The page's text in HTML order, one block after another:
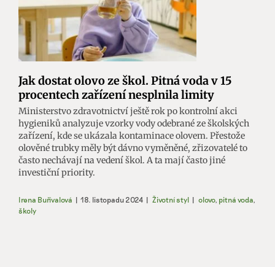
Jak dostat olovo ze škol. Pitná voda v 15
procentech zařízení nesplnila limity
Ministerstvo zdravotnictví ještě rok po kontrolní akci
hygieniků analyzuje vzorky vody odebrané ze školských
zařízení, kde se ukázala kontaminace olovem. Přestože
olověné trubky měly být dávno vyměněné, zřizovatelé to
často nechávají na vedení škol. A ta mají často jiné
investiční priority.
Irena Buřívalová | 18. listopadu 2024 | Životní styl | olovo, pitná voda,
školy